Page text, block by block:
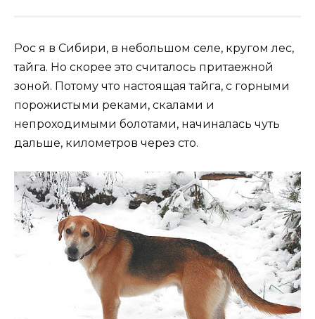
Рос я в Сибири, в небольшом селе, кругом лес,
тайга. Но скорее это считалось притаежной
зоной. Потому что настоящая тайга, с горными
порожистыми реками, скалами и
непроходимыми болотами, начиналась чуть
дальше, километров через сто.